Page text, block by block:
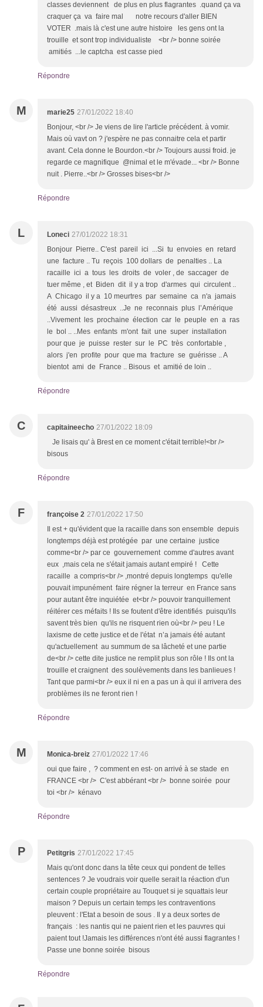
classes deviennent de plus en plus flagrantes .quand ça va
craquer ça va faire mal notre recours d'aller BIEN
VOTER .mais là c'est une autre histoire les gens ont la
trouille et sont trop individualiste <br /> bonne soirée
amitiés ...le captcha est casse pied
Répondre
M marie25 27/01/2022 18:40
Bonjour, <br /> Je viens de lire l'article précédent. à vomir.
Mais où vavt on ? j'espère ne pas connaitre cela et partir
avant. Cela donne le Bourdon.<br /> Toujours aussi froid. je
regarde ce magnifique @nimal et le m'évade... <br /> Bonne
nuit . Pierre..<br /> Grosses bises<br />
Répondre
L Loneci 27/01/2022 18:31
Bonjour Pierre.. C'est pareil ici ...Si tu envoies en retard
une facture .. Tu reçois 100 dollars de penalties .. La
racaille ici a tous les droits de voler , de saccager de
tuer même , et Biden dit il y a trop d'armes qui circulent ..
A Chicago il y a 10 meurtres par semaine ca n'a jamais
été aussi désastreux ..Je ne reconnais plus l’Amérique
..Vivement les prochaine élection car le peuple en a ras
le bol .. ..Mes enfants m'ont fait une super installation
pour que je puisse rester sur le PC très confortable ,
alors j'en profite pour que ma fracture se guérisse .. A
bientot ami de France .. Bisous et amitié de loin ..
Répondre
C capitaineecho 27/01/2022 18:09
Je lisais qu' à Brest en ce moment c'était terrible!<br />
bisous
Répondre
F françoise 2 27/01/2022 17:50
Il est + qu'évident que la racaille dans son ensemble depuis
longtemps déjà est protégée par une certaine justice
comme<br /> par ce gouvernement comme d'autres avant
eux ,mais cela ne s'était jamais autant empiré ! Cette
racaille a compris<br /> ,montré depuis longtemps qu'elle
pouvait impunément faire régner la terreur en France sans
pour autant être inquiétée et<br /> pouvoir tranquillement
réitérer ces méfaits ! Ils se foutent d'être identifiés puisqu'ils
savent très bien qu'ils ne risquent rien où<br /> peu ! Le
laxisme de cette justice et de l'état n’a jamais été autant
qu'actuellement au summum de sa lâcheté et une partie
de<br /> cette dite justice ne remplit plus son rôle ! Ils ont la
trouille et craignent des soulèvements dans les banlieues !
Tant que parmi<br /> eux il ni en a pas un à qui il arrivera des
problèmes ils ne feront rien !
Répondre
M Monica-breiz 27/01/2022 17:46
oui que faire , ? comment en est- on arrivé à se stade en
FRANCE <br /> C'est abbérant <br /> bonne soirée pour
toi <br /> kénavo
Répondre
P Petitgris 27/01/2022 17:45
Mais qu'ont donc dans la tête ceux qui pondent de telles
sentences ? Je voudrais voir quelle serait la réaction d'un
certain couple propriétaire au Touquet si je squattais leur
maison ? Depuis un certain temps les contraventions
pleuvent : l'Etat a besoin de sous . Il y a deux sortes de
français : les nantis qui ne paient rien et les pauvres qui
paient tout !Jamais les différences n'ont été aussi flagrantes !
Passe une bonne soirée bisous
Répondre